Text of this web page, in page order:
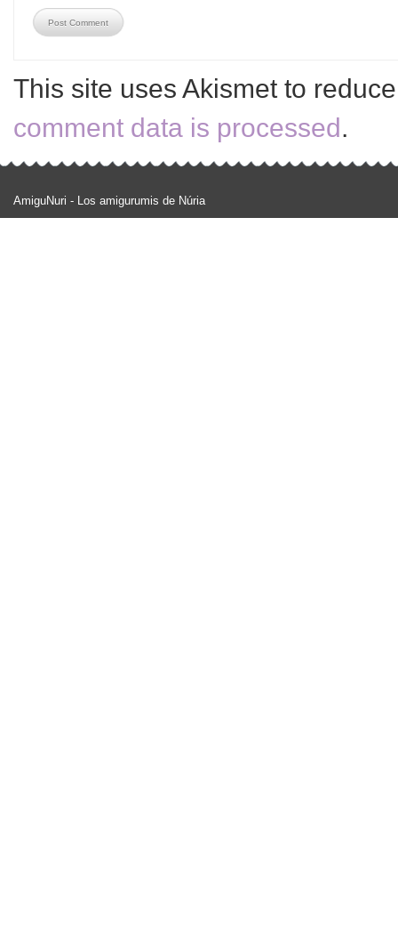
This site uses Akismet to
comment data is processed.
AmiguNuri - Los amigurumis de Núria